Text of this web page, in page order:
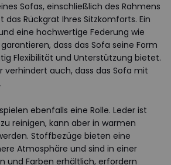
Sofas, einschließlich des Rahmens
das Rückgrat Ihres Sitzkomforts. Ein
eine hochwertige Federung wie
dass das Sofa seine Form
Flexibilität und Unterstützung bietet.
verhindert auch, dass das Sofa mit
ebenfalls eine Rolle. Leder ist
reinigen, kann aber in warmen
Stoffbezüge bieten eine
Atmosphäre und sind in einer
und Farben erhältlich, erfordern